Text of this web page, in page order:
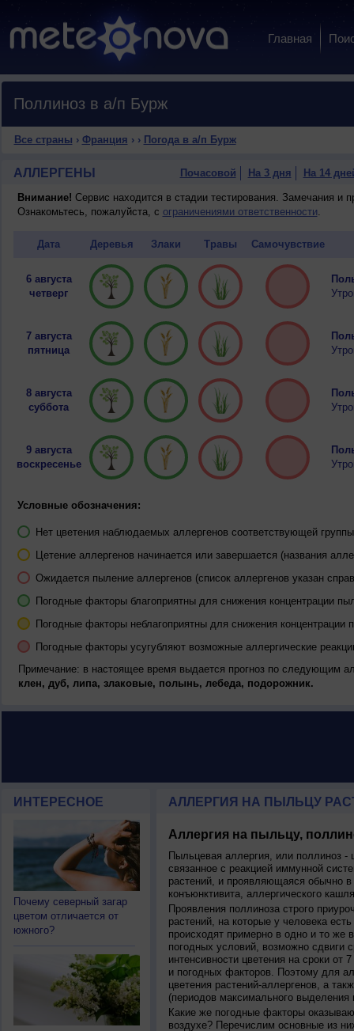
Главная
Поллиноз в а/п Бурж
Все страны › Франция › › Погода в а/п Бурж
АЛЛЕРГЕНЫ Почасовой На 3 дня На 14
Внимание! Сервис находится в стадии тестирования. Замечания и
Ознакомьтесь, пожалуйста, с ограничениями ответственности.
Дата Деревья Злаки Травы Самочувствие
6 августа
четверг
7 августа
пятница
8 августа
суббота
9 августа
воскресенье
Условные обозначения:
Нет цветения наблюдаемых аллергенов соответствующей
Цетение аллергенов начинается или завершается (названия
Ожидается пыление аллергенов (список аллергенов указан
Погодные факторы благоприятны для снижения концентрации
Погодные факторы неблагоприятны для снижения концентрации
Погодные факторы усугубляют возможные аллергические
Примечание: в настоящее время выдается прогноз по следующим
клен, дуб, липа, злаковые, полынь, лебеда, подорожник.
ИНТЕРЕСНОЕ
Почему северный загар
цветом отличается от
южного?
АЛЛЕРГИЯ НА ПЫЛЬЦУ
Аллергия на пыльцу,
Пыльцевая аллергия, или поллиноз -
связанное с реакцией иммунной
растений, и проявляющаяся обычно
конъюнктивита, аллергического
Проявления поллиноза строго
растений, на которые у человека
происходят примерно в одно и то же
погодных условий, возможно сдвиги
интенсивности цветения на сроки от
и погодных факторов. Поэтому для
цветения растений-аллергенов, а
(периодов максимального
Какие же погодные факторы
воздухе? Перечислим основные из